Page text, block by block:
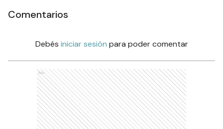
Comentarios
Debés iniciar sesión para poder comentar
Ads